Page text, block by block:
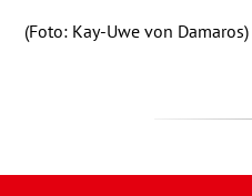
(Foto: Kay-Uwe von Damaros)